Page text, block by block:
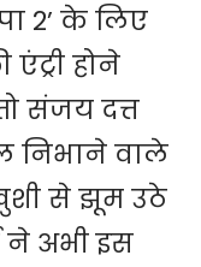
2’ के लिए
होने
संजय दत्त
निभाने वाले
से झूम उठे
अभी इस